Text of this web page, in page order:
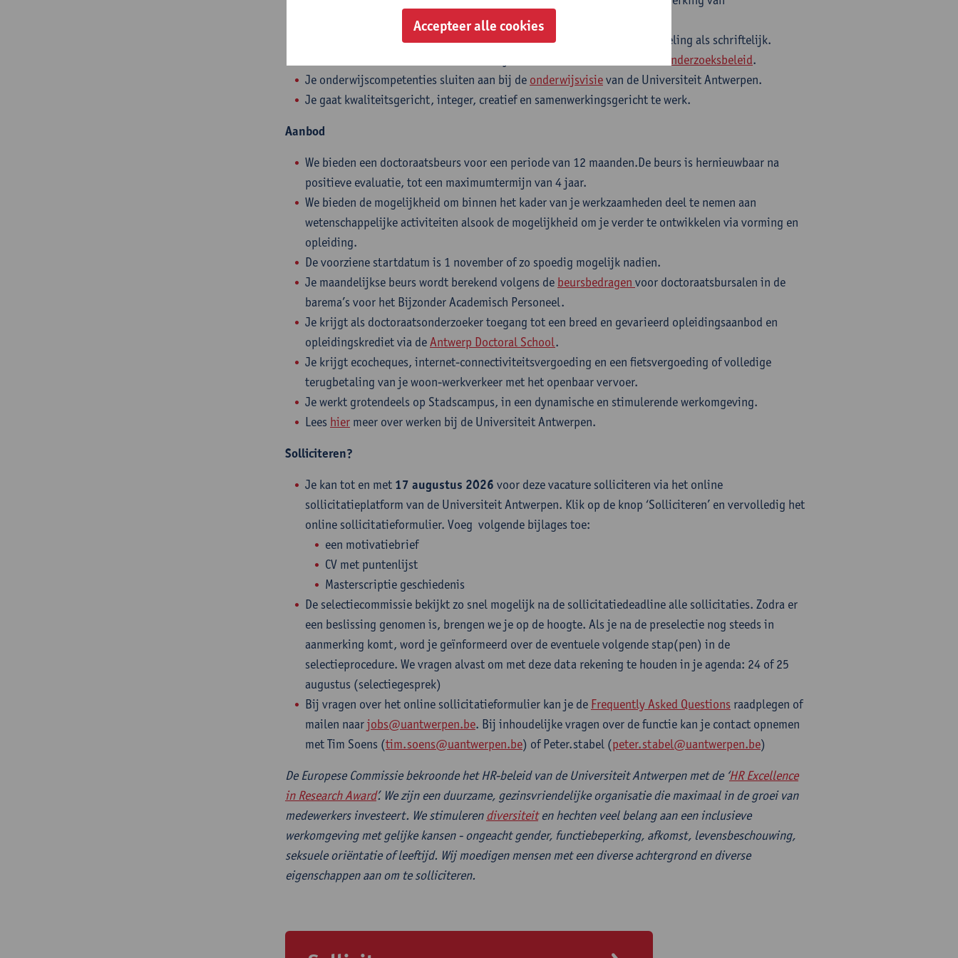
middelnederlandse archiefbronnen.
Je hebt een goede kennis van het Nederlands en het Engels, zowel mondeling als schriftelijk.
universitaire onderzoeksbeleid.
Je onderwijscompetenties sluiten aan bij de onderwijsvisievan de Universiteit Antwerpen.
Je gaat kwaliteitsgericht, integer, creatief en samenwerkingsgericht te werk.
Aanbod
We bieden een doctoraatsbeurs voor een periode van 12 maanden.De beurs is hernieuwbaar na
positieve evaluatie, tot een maximumtermijn van 4 jaar.
We bieden de mogelijkheid om binnen het kader van je werkzaamheden deel te nemen aan
wetenschappelijke activiteiten alsook de mogelijkheid om je verder te ontwikkelen via vorming en
opleiding.
De voorziene startdatum is 1 november of zo spoedig mogelijk nadien.
Je maandelijkse beurs wordt berekend volgens de beursbedragen voor doctoraatsbursalen in de
barema’s voor het Bijzonder Academisch Personeel.
Je krijgt als doctoraatsonderzoeker toegang tot een breed en gevarieerd opleidingsaanbod en
opleidingskrediet via deAntwerp Doctoral School.
Je krijgt ecocheques, internet-connectiviteitsvergoeding en een fietsvergoeding of volledige
terugbetaling van je woon-werkverkeer met het openbaar vervoer.
Je werkt grotendeels op Stadscampus, in een dynamische en stimulerende werkomgeving.
Lees hier meer over werken bij de Universiteit Antwerpen.
Solliciteren?
Je kan tot en met 17 augustus 2026 voor deze vacature solliciteren via het online
sollicitatieplatform van de Universiteit Antwerpen. Klik op de knop ‘Solliciteren’ en vervolledig het
online sollicitatieformulier. Voeg volgende bijlages toe:
een motivatiebrief
CV met puntenlijst
Masterscriptie geschiedenis
De selectiecommissie bekijkt zo snel mogelijk na de sollicitatiedeadline alle sollicitaties. Zodra er
een beslissing genomen is, brengen we je op de hoogte. Als je na de preselectie nog steeds in
aanmerking komt, word je geïnformeerd over de eventuele volgende stap(pen) in de
selectieprocedure. We vragen alvast om met deze data rekening te houden in je agenda: 24 of 25
augustus (selectiegesprek)
Bij vragen over het online sollicitatieformulier kan je de Frequently Asked Questions raadplegen of
mailen naarjobs@uantwerpen.be. Bij inhoudelijke vragen over de functie kan je contact opnemen
met Tim Soens (tim.soens@uantwerpen.be) of Peter.stabel (peter.stabel@uantwerpen.be)
De Europese Commissie bekroonde het HR-beleid van de Universiteit Antwerpen met de ‘HR Excellence
in Research Award’. We zijn een duurzame, gezinsvriendelijke organisatie die maximaal in de groei van
medewerkers investeert. We stimulerendiversiteiten hechten veel belang aan een inclusieve
werkomgeving met gelijke kansen - ongeacht gender, functiebeperking, afkomst, levensbeschouwing,
seksuele oriëntatie of leeftijd. Wij moedigen mensen met een diverse achtergrond en diverse
eigenschappen aan om te solliciteren.
Accepteer alle cookies